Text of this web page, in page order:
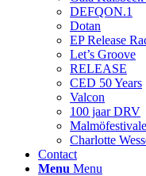
DEFQON.1
Dotan
EP Release
Let’s Groove
RELEASE
CED 50 Years
Valcon
100 jaar DRV
Charlotte
Contact
Menu Menu